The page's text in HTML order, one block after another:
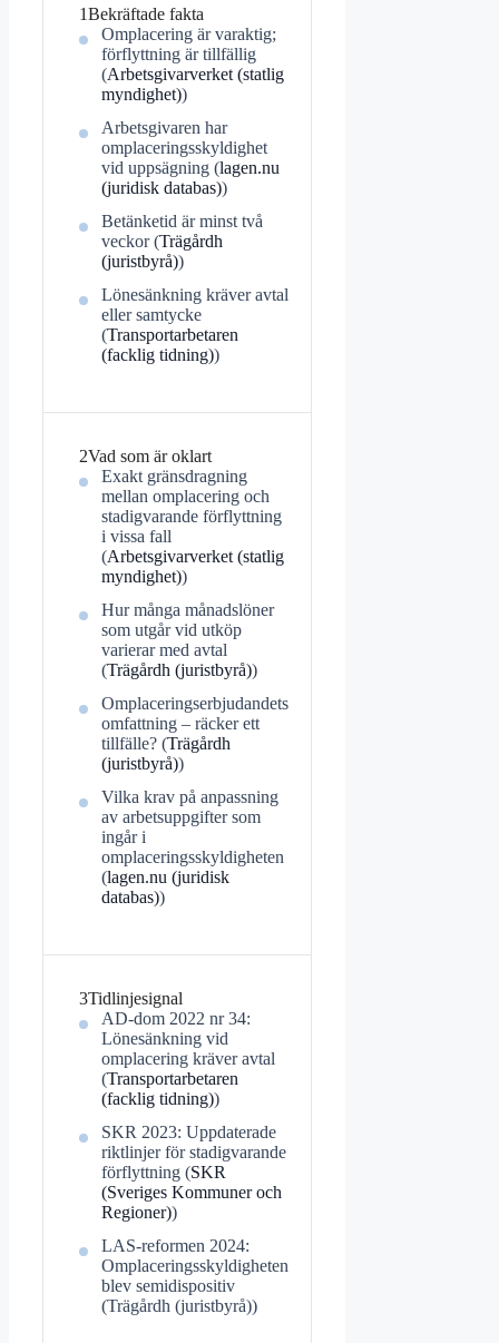
1Bekräftade fakta
Omplacering är varaktig;
förflyttning är tillfällig
(Arbetsgivarverket (statlig
myndighet))
Arbetsgivaren har
omplaceringsskyldighet
vid uppsägning (lagen.nu
(juridisk databas))
Betänketid är minst två
veckor (Trägårdh
(juristbyrå))
Lönesänkning kräver avtal
eller samtycke
(Transportarbetaren
(facklig tidning))
2Vad som är oklart
Exakt gränsdragning
mellan omplacering och
stadigvarande förflyttning
i vissa fall
(Arbetsgivarverket (statlig
myndighet))
Hur många månadslöner
som utgår vid utköp
varierar med avtal
(Trägårdh (juristbyrå))
Omplaceringserbjudandets
omfattning – räcker ett
tillfälle? (Trägårdh
(juristbyrå))
Vilka krav på anpassning
av arbetsuppgifter som
ingår i
omplaceringsskyldigheten
(lagen.nu (juridisk
databas))
3Tidlinjesignal
AD-dom 2022 nr 34:
Lönesänkning vid
omplacering kräver avtal
(Transportarbetaren
(facklig tidning))
SKR 2023: Uppdaterade
riktlinjer för stadigvarande
förflyttning (SKR
(Sveriges Kommuner och
Regioner))
LAS-reformen 2024:
Omplaceringsskyldigheten
blev semidispositiv
(Trägårdh (juristbyrå))